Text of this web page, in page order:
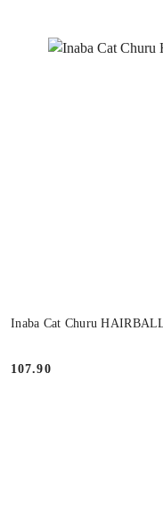
Inaba Cat Churu
Cena:
107.90